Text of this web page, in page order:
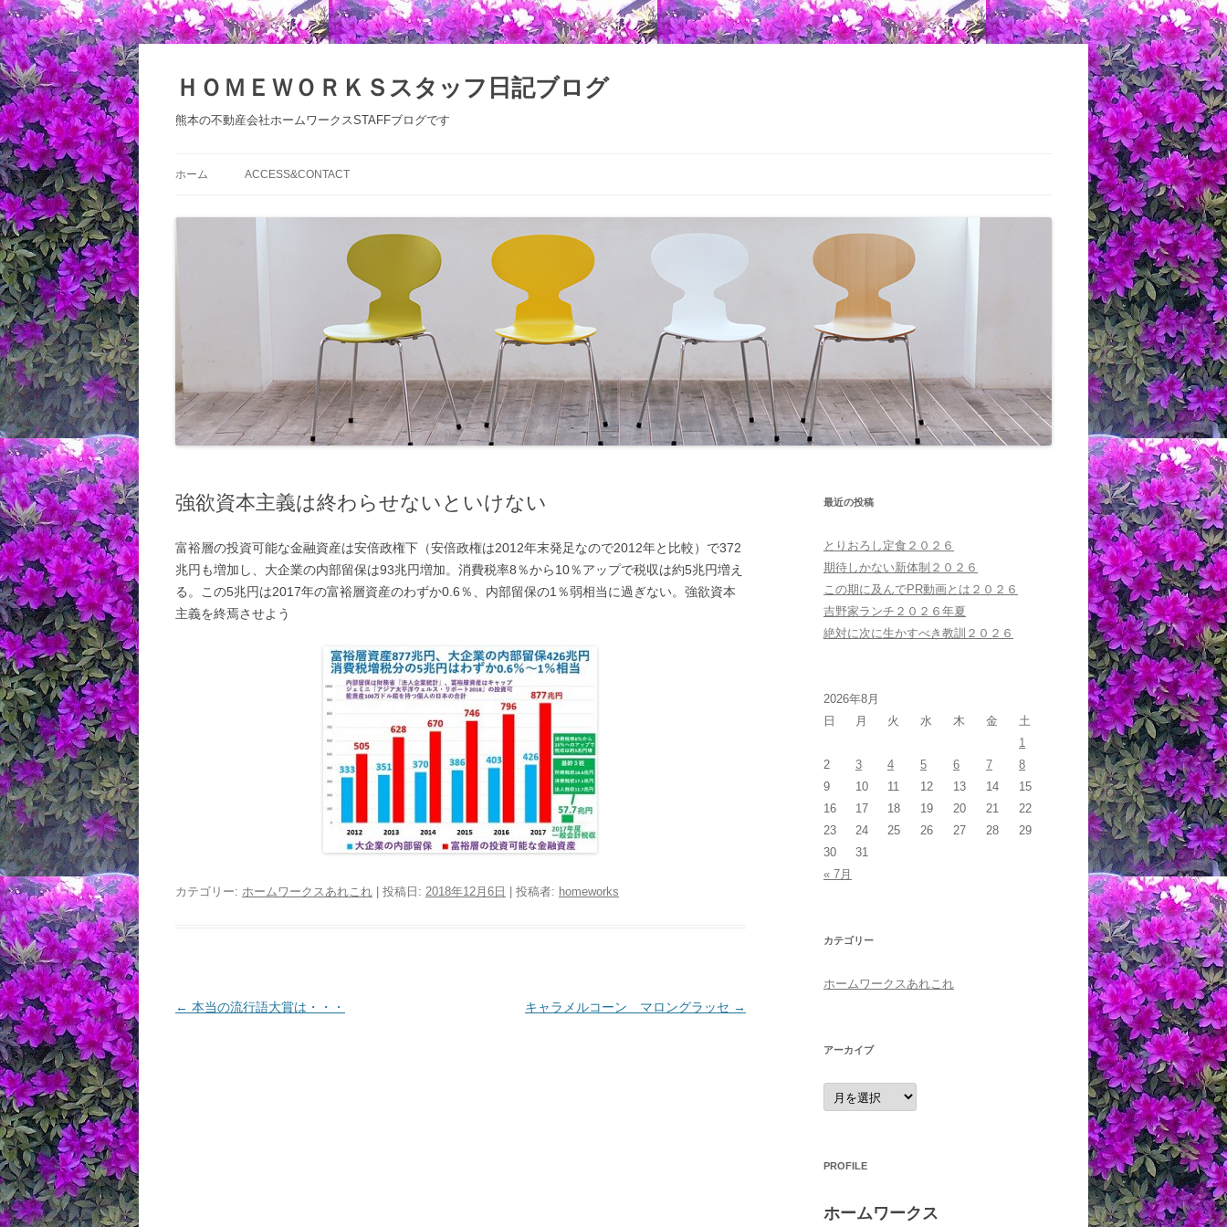
ン
ツ
へ
ス
ＨＯＭＥＷＯＲＫＳスタッフ日記ブログ
熊本の不動産会社ホームワークスSTAFFブログです
ホーム ACCESS&CONTACT
強欲資本主義は終わらせないといけない
富裕層の投資可能な金融資産は安倍政権下（安倍政権は2012年末発足なので2012年と比較）で372
兆円も増加し、大企業の内部留保は93兆円増加。消費税率8％から10％アップで税収は約5兆円増え
る。この5兆円は2017年の富裕層資産のわずか0.6％、内部留保の1％弱相当に過ぎない。強欲資本
主義を終焉させよう
カテゴリー: ホームワークスあれこれ | 投稿日: 2018年12月6日 投稿者: homeworks
投
← 本当の流行語大賞は・・・ キャラメルコーン マロングラッセ →
最近の投稿
とりおろし定食２０２６
期待しかない新体制２０２６
この期に及んでPR動画とは２０２６
吉野家ランチ２０２６年夏
絶対に次に生かすべき教訓２０２６
2026年8月
日
月 火 水 木 金
土
1
2
3 4 5 6 7
8
9
10 11 12 13 14
15
16
17 18 19 20 21
22
23
24 25 26 27 28
29
30
31
« 7月
カテゴリー
ホームワークスあれこれ
アーカイブ
ア
ー
カ
PROFILE
ホームワークス